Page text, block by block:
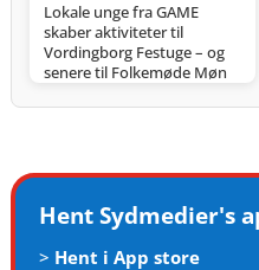
Lokale unge fra GAME
skaber aktiviteter til
Vordingborg Festuge – og
senere til Folkemøde Møn
Hent Sydmedier's
> Hent i App store